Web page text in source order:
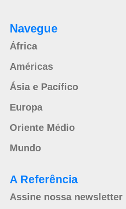
Navegue
África
Américas
Ásia e Pacífico
Europa
Oriente Médio
Mundo
A Referência
Assine nossa newsletter